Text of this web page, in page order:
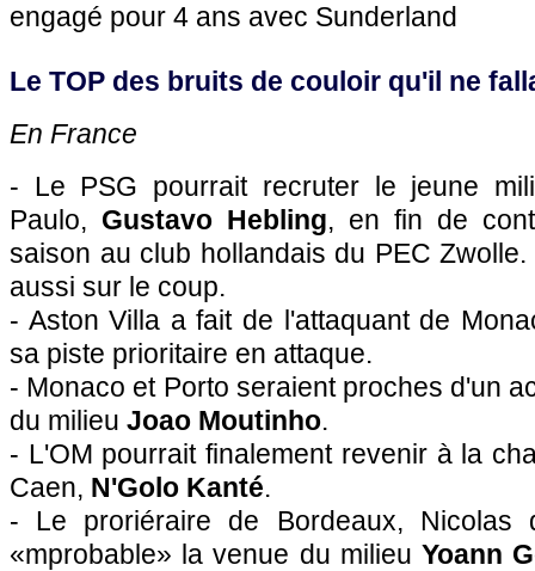
engagé pour 4 ans avec Sunderland
Le TOP des bruits de couloir qu'il ne
En France
- Le PSG pourrait recruter le jeune
Paulo, Gustavo Hebling, en fin de
saison au club hollandais du PEC
aussi sur le coup.
- Aston Villa a fait de l'attaquant de
sa piste prioritaire en attaque.
- Monaco et Porto seraient proches d'un
du milieu Joao Moutinho.
- L'OM pourrait finalement revenir à la
Caen, N'Golo Kanté.
- Le proriéraire de Bordeaux, Nicolas
«mprobable» la venue du milieuYoann